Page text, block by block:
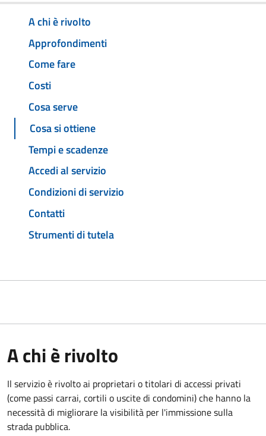
A chi è rivolto
Approfondimenti
Come fare
Costi
Cosa serve
Cosa si ottiene
Tempi e scadenze
Accedi al servizio
Condizioni di servizio
Contatti
Strumenti di tutela
A chi è rivolto
Il servizio è rivolto ai proprietari o titolari di accessi privati
(come passi carrai, cortili o uscite di condomini) che hanno la
necessità di migliorare la visibilità per l'immissione sulla
strada pubblica.